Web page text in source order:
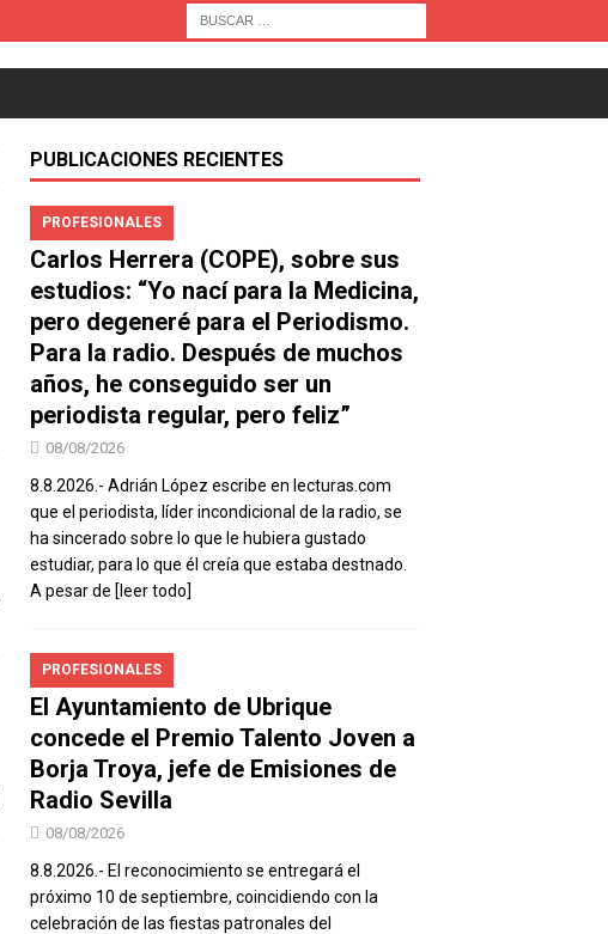
PUBLICACIONES RECIENTES
PROFESIONALES
Carlos Herrera (COPE), sobre sus
estudios: “Yo nací para la Medicina,
pero degeneré para el Periodismo.
Para la radio. Después de muchos
años, he conseguido ser un
periodista regular, pero feliz”
08/08/2026
8.8.2026.- Adrián López escribe en lecturas.com
que el periodista, líder incondicional de la radio, se
ha sincerado sobre lo que le hubiera gustado
estudiar, para lo que él creía que estaba destnado.
A pesar de [leer todo]
PROFESIONALES
El Ayuntamiento de Ubrique
concede el Premio Talento Joven a
Borja Troya, jefe de Emisiones de
Radio Sevilla
08/08/2026
8.8.2026.- El reconocimiento se entregará el
próximo 10 de septiembre, coincidiendo con la
celebración de las fiestas patronales del